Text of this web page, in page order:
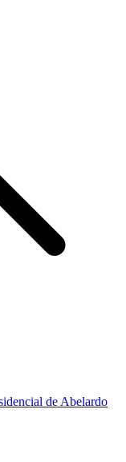
de Abelardo